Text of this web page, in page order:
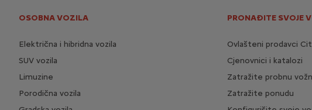
OSOBNA VOZILA
Električna i hibridna vozila
SUV vozila
Limuzine
Porodična vozila
PRONAĐITE SVOJE
Ovlašteni prodavci
Cjenovnici i katalozi
Zatražite probnu
Zatražite ponudu